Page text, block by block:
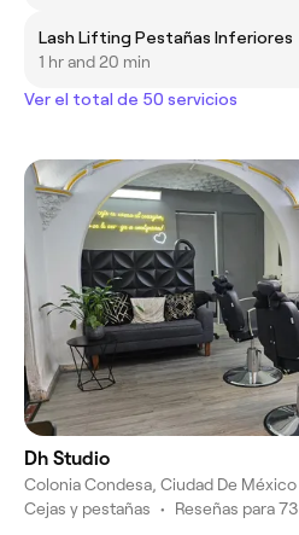
Lash Lifting Pestañas Inferiores
1 hr and 20 min
Ver el total de 50 servicios
Dh Studio
Colonia Condesa, Ciudad De México
Cejas y pestañas • Reseñas para 73